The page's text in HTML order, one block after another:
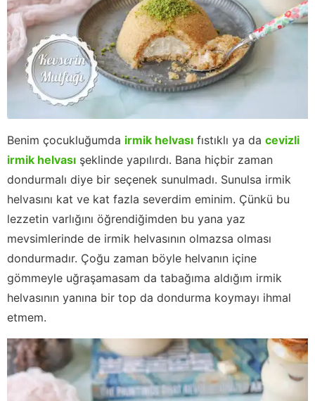
Benim çocukluğumda irmik helvası fıstıklı ya da cevizli
irmik helvası şeklinde yapılırdı. Bana hiçbir zaman
dondurmalı diye bir seçenek sunulmadı. Sunulsa irmik
helvasını kat ve kat fazla severdim eminim. Çünkü bu
lezzetin varlığını öğrendiğimden bu yana yaz
mevsimlerinde de irmik helvasının olmazsa olması
dondurmadır. Çoğu zaman böyle helvanın içine
gömmeyle uğraşamasam da tabağıma aldığım irmik
helvasının yanına bir top da dondurma koymayı ihmal
etmem.